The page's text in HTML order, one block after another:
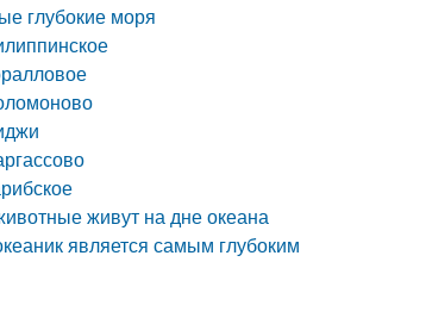
глубокие моря
живут на дне океана
является самым глубоким